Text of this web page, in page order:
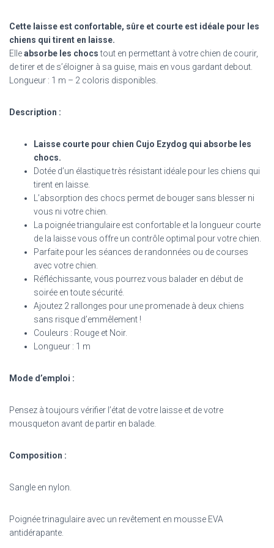
Cette laisse est confortable, sûre et courte est idéale pour les
chiens qui tirent en laisse.
Elleabsorbe les chocstout en permettant à votre chien de courir,
de tirer et de s’éloigner à sa guise, mais en vous gardant debout.
Longueur : 1 m – 2 coloris disponibles.
Description :
Laisse courte pour chien Cujo Ezydog qui absorbe les
chocs.
Dotée d’un élastique très résistant idéale pour les chiens qui
tirent en laisse.
L’absorption des chocs permet de bouger sans blesser ni
vous ni votre chien.
La poignée triangulaire est confortable et la longueur courte
de la laisse vous offre un contrôle optimal pour votre chien.
Parfaite pour les séances de randonnées ou de courses
avec votre chien.
Réfléchissante, vous pourrez vous balader en début de
soirée en toute sécurité.
Ajoutez 2 rallonges pour une promenade à deux chiens
sans risque d’emmêlement !
Couleurs : Rouge et Noir.
Longueur : 1 m
Mode d’emploi :
Pensez à toujours vérifier l’état de votre laisse et de votre
mousqueton avant de partir en balade.
Composition :
Sangle en nylon.
Poignée trinagulaire avec un revêtement en mousse EVA
antidérapante.